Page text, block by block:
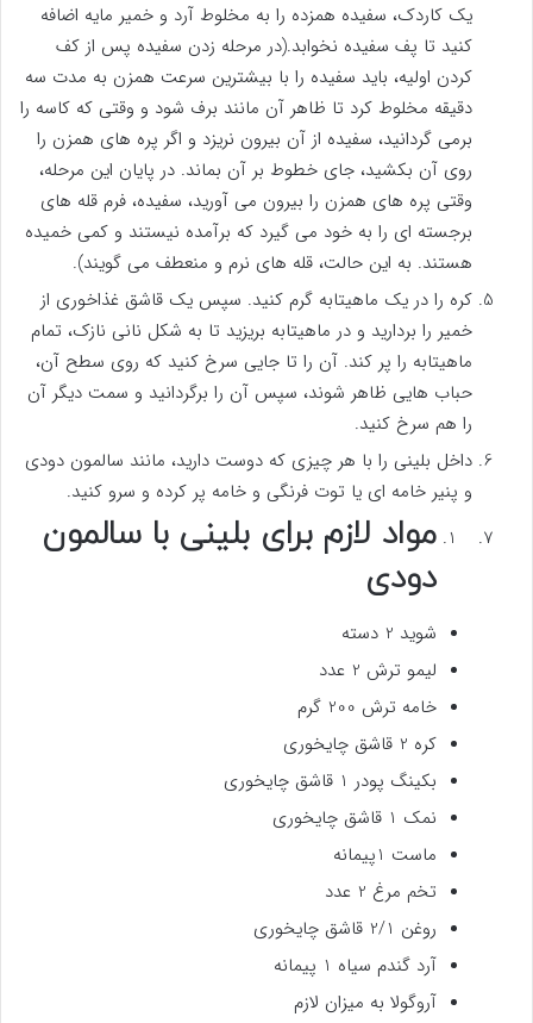
یک کاردک، سفیده همزده را به مخلوط آرد و خمیر مایه اضافه
کنید تا پف سفیده نخوابد.(در مرحله زدن سفیده پس از کف
کردن اولیه، باید سفیده را با بیشترین سرعت همزن به مدت سه
دقیقه مخلوط کرد تا ظاهر آن مانند برف شود و وقتی که کاسه را
برمی گردانید، سفیده از آن بیرون نریزد و اگر پره های همزن را
روی آن بکشید، جای خطوط بر آن بماند. در پایان این مرحله،
وقتی پره های همزن را بیرون می آورید، سفیده، فرم قله های
برجسته ای را به خود می گیرد که برآمده نیستند و کمی خمیده
هستند. به این حالت، قله های نرم و منعطف می گویند).
کره را در یک ماهیتابه گرم کنید. سپس یک قاشق غذاخوری از
خمیر را بردارید و در ماهیتابه بریزید تا به شکل نانی نازک، تمام
ماهیتابه را پر کند. آن را تا جایی سرخ کنید که روی سطح آن،
حباب هایی ظاهر شوند، سپس آن را برگردانید و سمت دیگر آن
را هم سرخ کنید.
داخل بلینی را با هر چیزی که دوست دارید، مانند سالمون دودی
و پنیر خامه ای یا توت فرنگی و خامه پر کرده و سرو کنید.
مواد لازم برای بلینی با سالمون
دودی
شوید 2 دسته
لیمو ترش 2 عدد
خامه ترش 200 گرم
کره 2 قاشق چایخوری
بکینگ پودر 1 قاشق چایخوری
نمک 1 قاشق چایخوری
ماست 1پیمانه
تخم مرغ 2 عدد
روغن 2/1 قاشق چایخوری
آرد گندم سیاه 1 پیمانه
آروگولا به میزان لازم